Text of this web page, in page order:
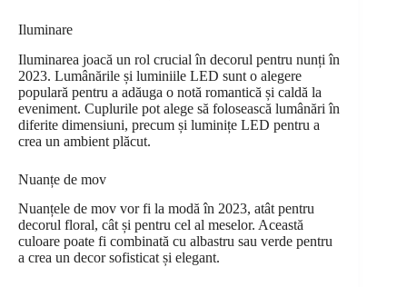
Iluminare
Iluminarea joacă un rol crucial în decorul pentru nunți în
2023. Lumânările și luminiile LED sunt o alegere
populară pentru a adăuga o notă romantică și caldă la
eveniment. Cuplurile pot alege să folosească lumânări în
diferite dimensiuni, precum și luminițe LED pentru a
crea un ambient plăcut.
Nuanțe de mov
Nuanțele de mov vor fi la modă în 2023, atât pentru
decorul floral, cât și pentru cel al meselor. Această
culoare poate fi combinată cu albastru sau verde pentru
a crea un decor sofisticat și elegant.